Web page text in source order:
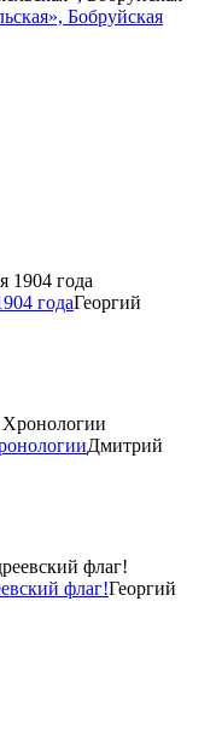
Бобруйская
годаГеоргий
Дмитрий
флаг!Георгий